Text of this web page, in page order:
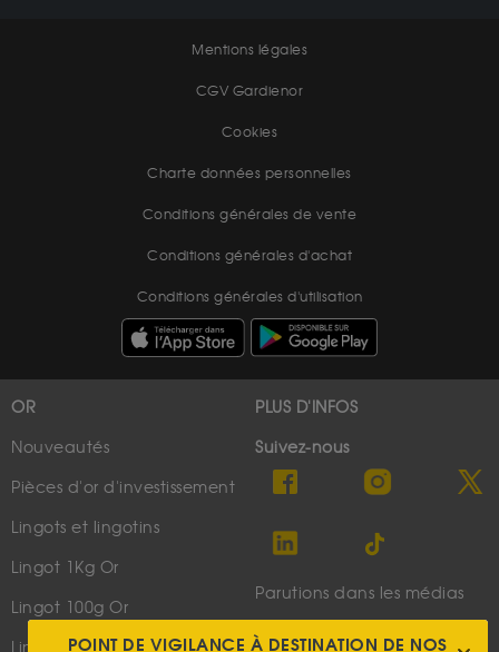
Mentions légales
CGV Gardienor
Cookies
Charte données personnelles
Conditions générales de vente
Conditions générales d'achat
Conditions générales d'utilisation
OR
Nouveautés
Pièces d'or d'investissement
Lingots et lingotins
Lingot 1Kg Or
Lingot 100g Or
PLUS D'INFOS
Suivez-nous
Parutions dans les médias
Qui sommes-nous ?
POINT DE VIGILANCE À DESTINATION DE NOS